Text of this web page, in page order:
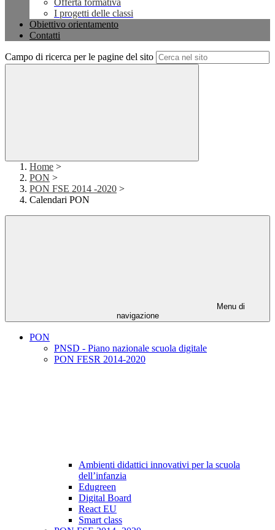
Offerta formativa
I progetti delle classi
Obiettivo orientamento
Contatti
Campo di ricerca per le pagine del sito
Home >
PON >
PON FSE 2014 -2020 >
Calendari PON
Menu di
navigazione
PON
PNSD - Piano nazionale scuola digitale
PON FESR 2014-2020
Ambienti didattici innovativi per la scuola
dell’infanzia
Edugreen
Digital Board
React EU
Smart class